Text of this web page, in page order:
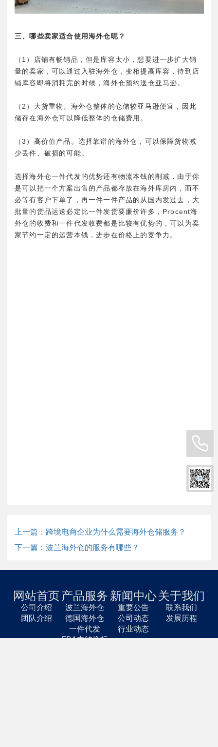
三、哪些卖家适合使用海外仓呢？
（1）店铺有畅销品，但是库容太小，想要进一步扩大销
量的卖家，可以通过入驻海外仓，变相提高库容，待到店
铺库容即将消耗完的时候，海外仓预约送仓亚马逊。
（2）大货重物。海外仓整体的仓储较亚马逊便宜，因此
储存在海外仓可以降低整体的仓储费用。
（3）高价值产品。选择靠谱的海外仓，可以保障货物减
少丢件、破损的可能。
选择海外仓一件代发的优势还有物流本钱的削减，由于你
是可以把一个方案出售的产品都存放在海外库房内，而不
必等有客户下单了，再一件一件产品的从国内发过去，大
批量的货品运送必定比一件发货要廉价许多，Procent海
外仓的收费和一件代发收费都是比较有优势的，可以为卖
家节约一定的运营本钱，进步在价格上的竞争力。
上一篇：跨境电商企业为什么需要海外仓储服务？
下一篇：波兰海外仓的服务有哪些？
网站首页
公司介绍
团队介绍
产品服务
波兰海外仓
德国海外仓
一件代发
FBA中转换标
新闻中心
重要公告
公司动态
行业动态
关于我们
联系我们
发展历程